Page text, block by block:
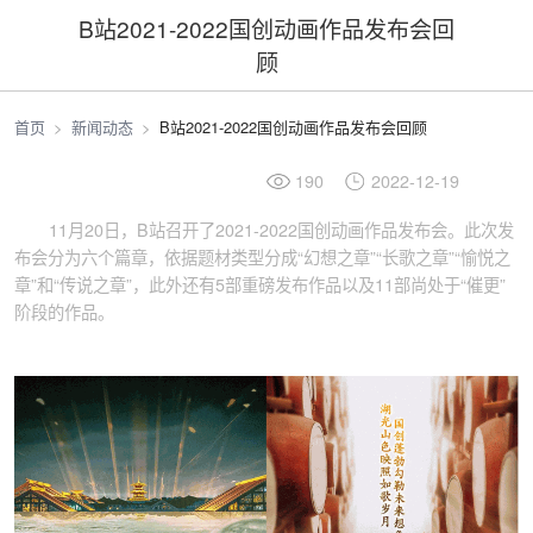
B站2021-2022国创动画作品发布会回
顾
首页 新闻动态 B站2021-2022国创动画作品发布会回顾
190 2022-12-19
11月20日，B站召开了2021-2022国创动画作品发布会。此次发
布会分为六个篇章，依据题材类型分成“幻想之章”“长歌之章”“愉悦之
章”和“传说之章”，此外还有5部重磅发布作品以及11部尚处于“催更”
阶段的作品。